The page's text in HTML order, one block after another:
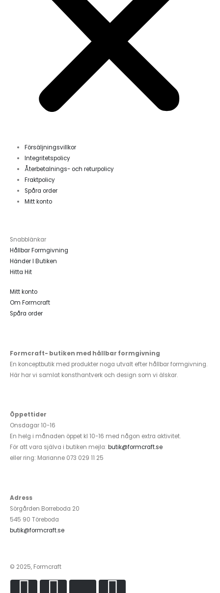
Försäljningsvillkor
Integritetspolicy
Återbetalnings- och returpolicy
Fraktpolicy
Spåra order
Mitt konto
Snabblänkar
Hållbar Formgivning
Händer I Butiken
Hitta Hit
Mitt konto
Om Formcraft
Spåra order
Formcraft- butiken med hållbar formgivning
En konceptbutik med produkter noga utvalt efter hållbar formgivning.
Här har vi samlat konsthantverk och design som vi älskar.
Öppettider
Onsdagar 10-16
En helg i månaden öppet kl 10-16 med någon extra aktivitet.
För att vara själva i butiken mejla: butik@formcraft.se
eller ring: Marianne 073 029 11 25
Adress
Sörgården Borreboda 20
545 90 Töreboda
butik@formcraft.se
© 2025, Formcraft